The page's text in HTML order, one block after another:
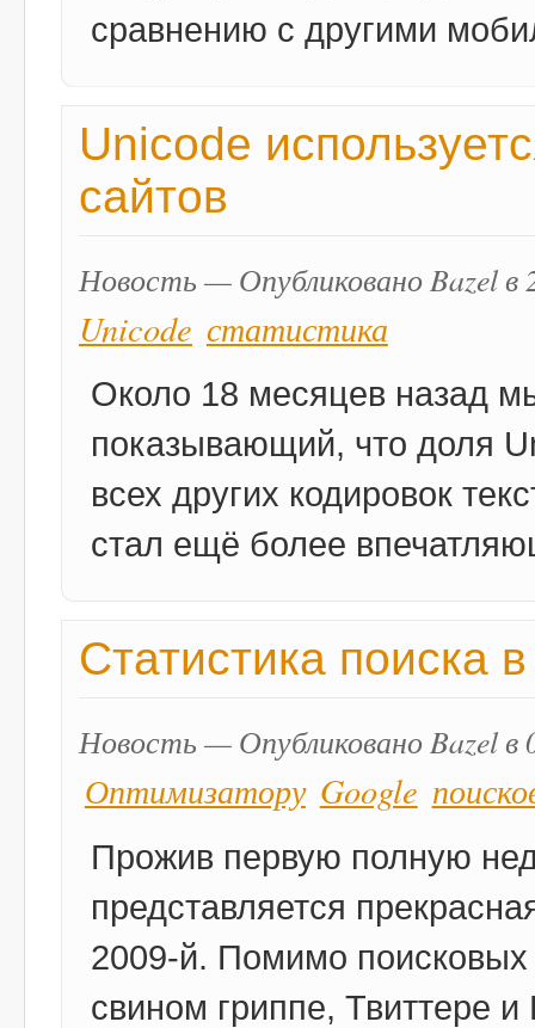
сравнению с другими
Unicode
сайтов
Новость — Опубликовано Bazel
Unicode статистика
Около 18 месяцев назад
показывающий, что доля
всех других кодировок
стал ещё более
Статистика поиска
Новость — Опубликовано Bazel в
Оптимизатору Google
Прожив первую полную
представляется
2009-й. Помимо
свином гриппе, Твиттере